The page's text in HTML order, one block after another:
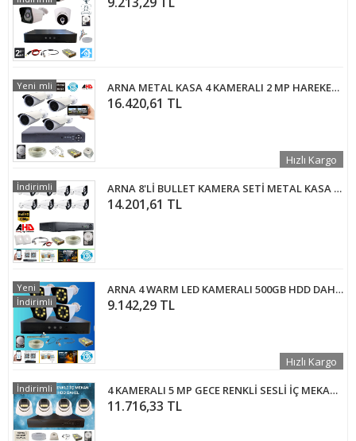
ARNA METAL KASA 4 KAMERALI 2 MP HAREKET ALGILAMA ÖZELLİKLİ GÜVENLİK KAMERA SETİ 2 TB HDD DAHİL - ST23422E
16.420,61 TL
İndirimli
Yeni
Hızlı Kargo
ARNA 8'Lİ BULLET KAMERA SETİ METAL KASA H.265+ YÜZ TANIMA ÖZELLİKLİ 500 GB HDD DAHİL- MS28500
14.201,61 TL
İndirimli
ARNA 4 WARM LED KAMERALI 500GB HDD DAHİL GÜVENLİK SETİ - ST50024W
9.142,29 TL
Yeni
İndirimli
Hızlı Kargo
4 KAMERALI 5 MP GECE RENKLİ SESLİ İÇ MEKAN DOME GÜVENLİK SETİ 1 TB HDD DAHİL - ST5910
11.716,33 TL
İndirimli